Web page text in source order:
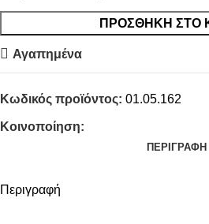
ΠΡΟΣΘΉΚΗ ΣΤΟ
Αγαπημένα
Κωδικός προϊόντος: 01.05.162
Κοινοποίηση:
ΠΕΡΙΓΡΑΦΉ
Περιγραφή